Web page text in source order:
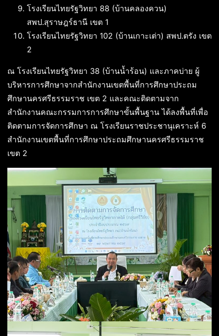
โรงเรียนไทยรัฐวิทยา 88 (บ้านคลองควน)
สพป.สุราษฎร์ธานี เขต 1
โรงเรียนไทยรัฐวิทยา 102 (บ้านเกาะเต่า) สพป.ตรัง เขต
2
ณ โรงเรียนไทยรัฐวิทยา 38 (บ้านน้ำร้อน) และภาคบ่าย ผู้
บริหารการศึกษาจากสำนักงานเขตพื้นที่การศึกษาประถม
ศึกษานครศรีธรรมราช เขต 2 และคณะติดตามจาก
สำนักงานคณะกรรมการการศึกษาขั้นพื้นฐาน ได้ลงพื้นที่เพื่อ
ติดตามการจัดการศึกษา ณ โรงเรียนราชประชานุเคราะห์ 6
สำนักงานเขตพื้นที่การศึกษาประถมศึกษานครศรีธรรมราช
เขต 2